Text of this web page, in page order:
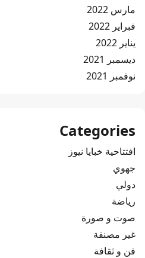
مارس 2022
فبراير 2022
يناير 2022
ديسمبر 2021
نوفمبر 2021
Categories
افتتاحية خبايا نيوز
جهوي
دولي
رياضة
صوت و صورة
غير مصنفة
فن و ثقافة